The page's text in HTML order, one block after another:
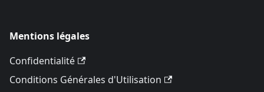
Mentions légales
Confidentialité
Conditions Générales d'Utilisation